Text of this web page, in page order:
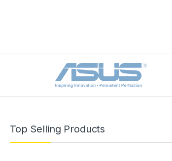
Top Selling Products